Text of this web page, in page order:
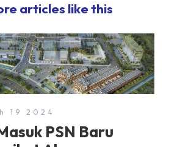
articles like this
19 2024
PSN Baru